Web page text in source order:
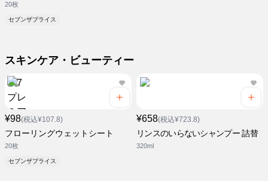
20枚
セブンザプライス
スキンケア・ビューティー
¥98(税込¥107.8)
フローリングウェットシート
20枚
セブンザプライス
¥658(税込¥723.8)
リンスのいらないシャンプー 詰替
320ml